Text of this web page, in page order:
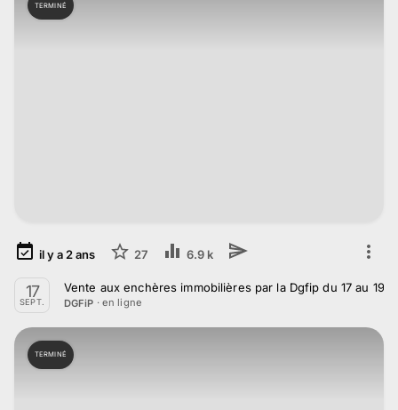
TERMINÉ
il y a 2ans 27 6.9 k
17
SEPT.
Vente aux enchères immobilières par la Dgfip du 17 au 19
DGFiP · en ligne
TERMINÉ